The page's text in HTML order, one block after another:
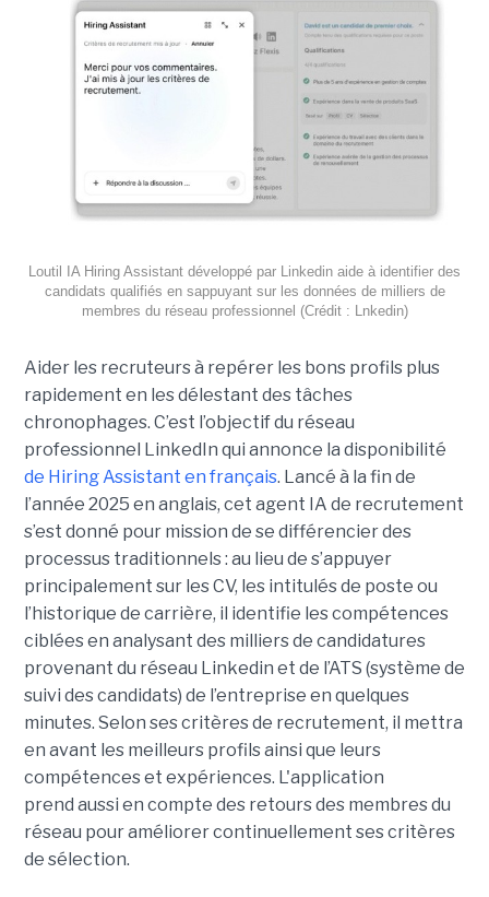
Loutil IA Hiring Assistant développé par Linkedin aide à identifier des
candidats qualifiés en sappuyant sur les données de milliers de
membres du réseau professionnel (Crédit : Lnkedin)
Aider les recruteurs à repérer les bons profils plus
rapidement en les délestant des tâches
chronophages. C’est l’objectif du réseau
professionnel LinkedIn qui annonce la disponibilité
de Hiring Assistant en français. Lancé à la fin de
l’année 2025 en anglais, cet agent IA de recrutement
s’est donné pour mission de se différencier des
processus traditionnels : au lieu de s’appuyer
principalement sur les CV, les intitulés de poste ou
l’historique de carrière, il identifie les compétences
ciblées en analysant des milliers de candidatures
provenant du réseau Linkedin et de l’ATS (système de
suivi des candidats) de l’entreprise en quelques
minutes. Selon ses critères de recrutement, il mettra
en avant les meilleurs profils ainsi que leurs
compétences et expériences. L'application
prend aussi en compte des retours des membres du
réseau pour améliorer continuellement ses critères
de sélection.